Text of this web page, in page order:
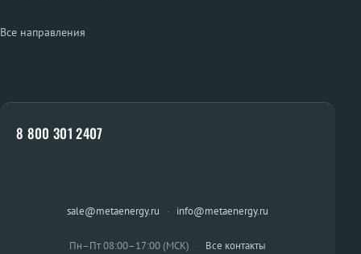
Все направления
8 800 301 2407
sale@metaenergy.ru · info@metaenergy.ru
Пн–Пт 08:00–17:00 (МСК) · Все контакты